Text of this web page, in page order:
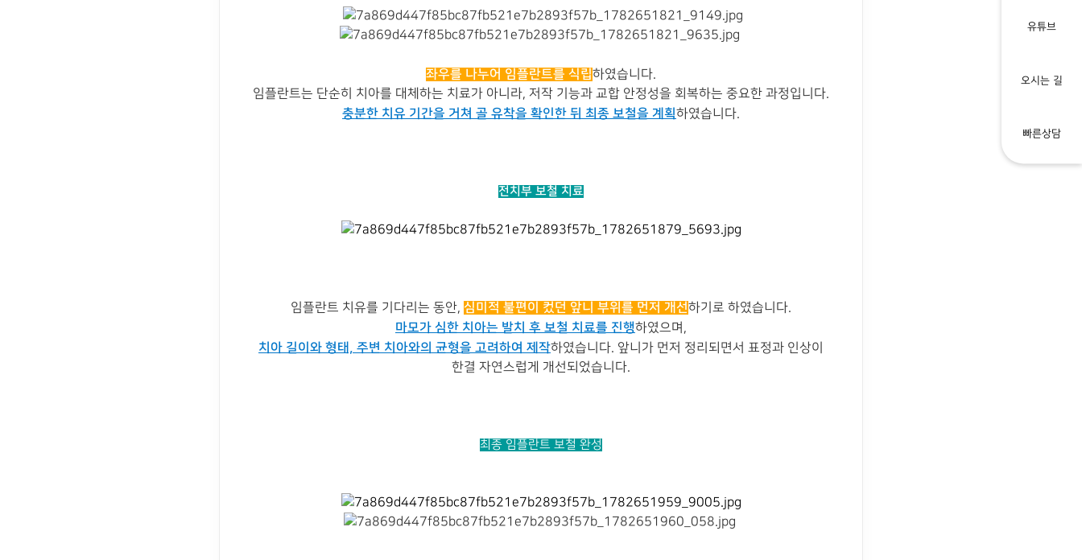
좌우를 나누어 임플란트를 식립하였습니다.
임플란트는 단순히 치아를 대체하는 치료가 아니라, 저작 기능과 교합 안정성을 회복하는 중요한 과정입니다.
충분한 치유 기간을 거쳐 골 유착을 확인한 뒤 최종 보철을 계획하였습니다.
전치부 보철 치료
임플란트 치유를 기다리는 동안, 심미적 불편이 컸던 앞니 부위를 먼저 개선하기로 하였습니다.
마모가 심한 치아는 발치 후 보철 치료를 진행하였으며,
치아 길이와 형태, 주변 치아와의 균형을 고려하여 제작하였습니다. 앞니가 먼저 정리되면서 표정과 인상이
한결 자연스럽게 개선되었습니다.
최종 임플란트 보철 완성
유튜브
오시는 길
빠른상담